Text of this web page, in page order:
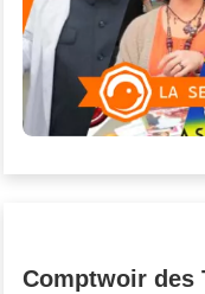
Comptwoir des